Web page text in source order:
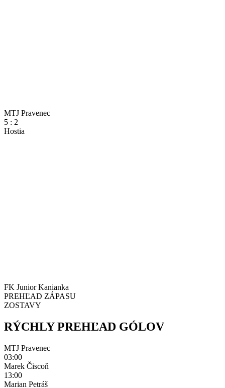
MTJ Pravenec
5 : 2
Hostia
FK Junior Kanianka
PREHĽAD ZÁPASU
ZOSTAVY
RÝCHLY PREHĽAD GÓLOV
MTJ Pravenec
03:00
Marek Čiscoň
13:00
Marian Petráš